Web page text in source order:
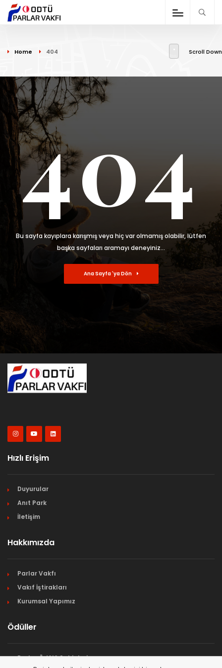
Home 404 Scroll Down
404
Bu sayfa kayıplara karışmış veya hiç var olmamış olabilir, lütfen
başka sayfaları aramayı deneyiniz...
Ana Sayfa 'ya Dön
Hızlı Erişim
Duyurular
Anıt Park
İletişim
Hakkımızda
Parlar Vakfı
Vakıf İştirakları
Kurumsal Yapımız
Ödüller
Parlar Ödülü Sahipleri